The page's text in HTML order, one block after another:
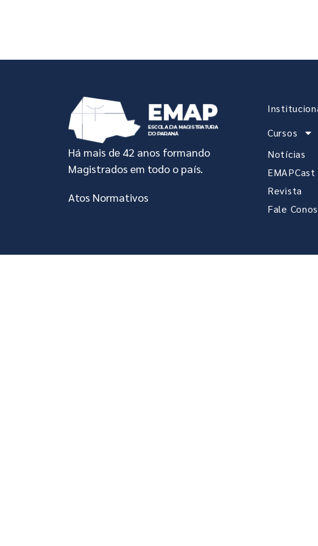
Há mais de 42 anos formando
Magistrados em todo o país.
Atos Normativos
Cursos
Notícias
EMAPCast
Revista
Fale